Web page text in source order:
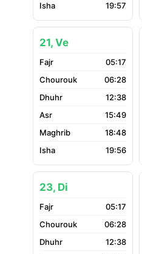
19:57
21, Ve
05:17
06:28
12:38
15:49
18:48
19:56
23, Di
05:17
06:28
12:38